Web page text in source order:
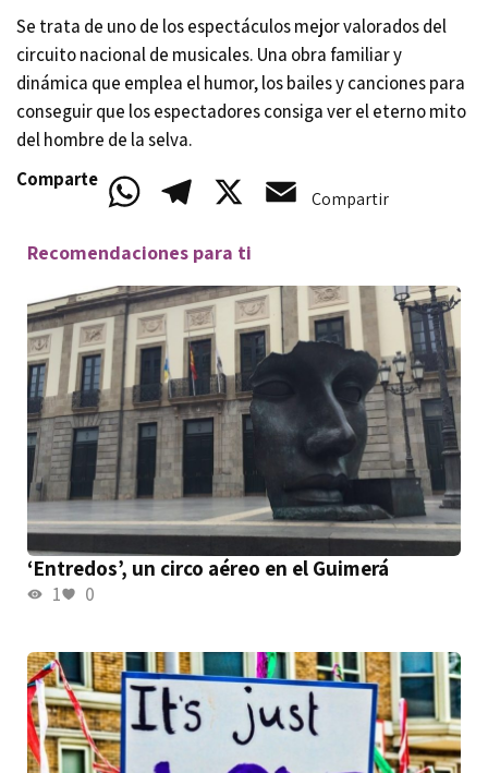
Se trata de uno de los espectáculos mejor valorados del
circuito nacional de musicales. Una obra familiar y
dinámica que emplea el humor, los bailes y canciones para
conseguir que los espectadores consiga ver el eterno mito
del hombre de la selva.
Comparte
WhatsAppTelegram Email
Compartir
Recomendaciones para ti
‘Entredos’, un circo aéreo en el Guimerá
1 0